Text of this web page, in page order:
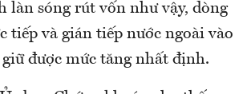
làn sóng rút vốn như vậy, dòng
tiếp và gián tiếp nước ngoài vào
được mức tăng nhất định.